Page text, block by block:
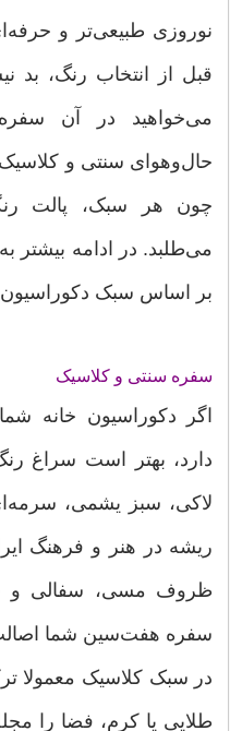
نوروزی طبیعی‌تر و
قبل از انتخاب رنگ،
می‌خواهید در آن
حال‌وهوای سنتی و کلاسیک
چون هر سبک، پالت
می‌طلبد. در ادامه
بر اساس سبک دکوراسیون
سفره سنتی و کلاسیک
اگر دکوراسیون خانه‌
دارد، بهتر است سراغ
لاکی، سبز یشمی،
ریشه در هنر و فرهنگ
ظروف مسی، سفالی و
سفره هفت‌سین شما
در سبک کلاسیک معمولا
طلایی یا کرم، فضا را